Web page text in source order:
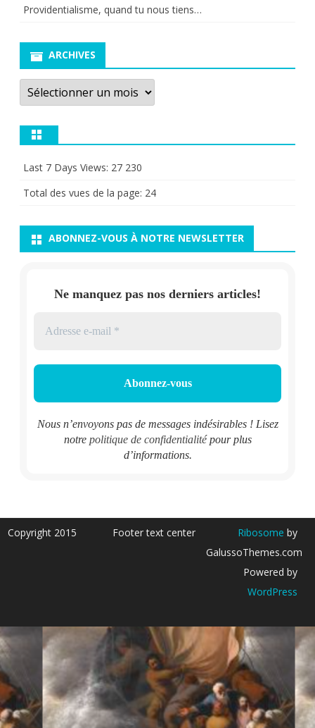
Providentialisme, quand tu nous tiens…
ARCHIVES
Archives
Last 7 Days Views: 27 230
Total des vues de la page: 24
ABONNEZ-VOUS À NOTRE NEWSLETTER
Ne manquez pas nos derniers articles!
Nous n’envoyons pas de messages indésirables ! Lisez
notre politique de confidentialitépour plus
d’informations.
Copyright 2015 Footer text center Ribosome by
GalussoThemes.com
Powered by
WordPress